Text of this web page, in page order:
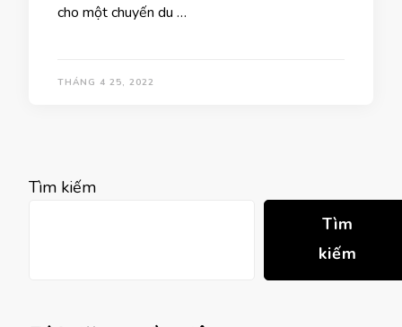
cho một chuyến du …
THÁNG 4 25, 2022
Tìm kiếm
Tìm
kiếm